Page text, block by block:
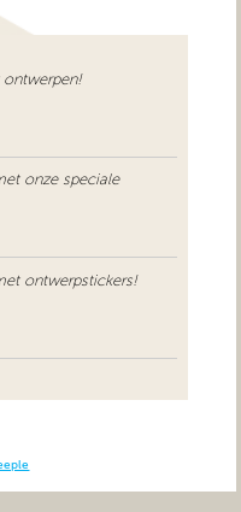
ontwerpen!
onze speciale
ontwerpstickers!